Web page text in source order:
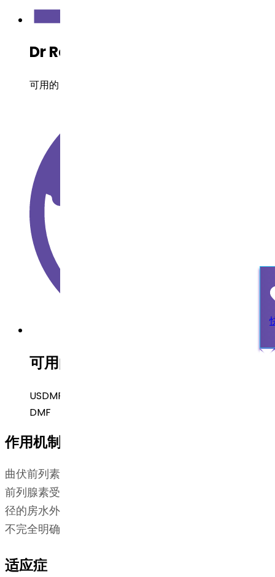
Dr Reddy's 开发状态
可用的
可用的法规申报文件
USDMF, 加拿大 DMF, 韩国 DMF, 新加坡 DMF, 马来西亚
DMF
作用机制
曲伏前列素游离酸是一种前列腺素类似物、选择性 FP
前列腺素受体激动剂，被认为通过 增加葡萄膜巩膜途
径的房水外流 来降低眼压。其精确的作用机制目前尚
不完全明确。
适应症